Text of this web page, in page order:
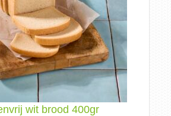
wit brood 400gr